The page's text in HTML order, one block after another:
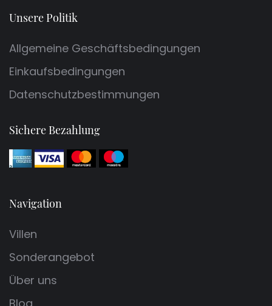
Unsere Politik
Allgemeine Geschäftsbedingungen
Einkaufsbedingungen
Datenschutzbestimmungen
Sichere Bezahlung
Navigation
Villen
Sonderangebot
Über uns